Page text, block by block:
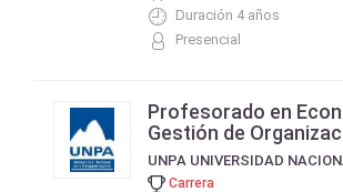
Duración 4 años
Presencial
Profesorado en
Gestión de
Carrera